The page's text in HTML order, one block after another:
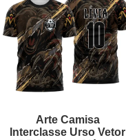
Arte Camisa
Interclasse Urso Vetor